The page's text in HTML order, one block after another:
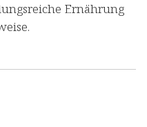
Ernährung